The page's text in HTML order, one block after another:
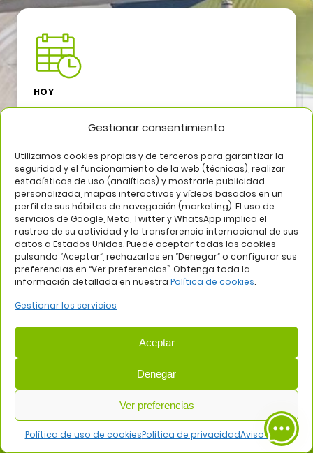
Gestionar consentimiento
Utilizamos cookies propias y de terceros para garantizar la
seguridad y el funcionamiento de la web (técnicas), realizar
estadísticas de uso (analíticas) y mostrarle publicidad
personalizada, mapas interactivos y vídeos basados en un
perfil de sus hábitos de navegación (marketing). El uso de
servicios de Google, Meta, Twitter y WhatsApp implica el
rastreo de su actividad y la transferencia internacional de sus
datos a Estados Unidos. Puede aceptar todas las cookies
pulsando “Aceptar”, rechazarlas en “Denegar” o configurar sus
preferencias en “Ver preferencias”. Obtenga toda la
información detallada en nuestra Política de cookies.
Gestionar los servicios
Aceptar
Denegar
Ver preferencias
Política de uso de cookiesPolítica de privacidadAviso legal
HOY
Abierto
HORARIO
Centro comercial:
9:00 a 01:00 h.
Hipermercado Carrefour:
6:00 a 22:00 h.
Locales comerciales:
10:00 a 22:00 h.
Locales de restauración:
9:00 a 01:00 h.
Gimnasio Dreamfit:
9:00 a 21:00 h.
HORARIOS Y FESTIVOS DE APERTURA